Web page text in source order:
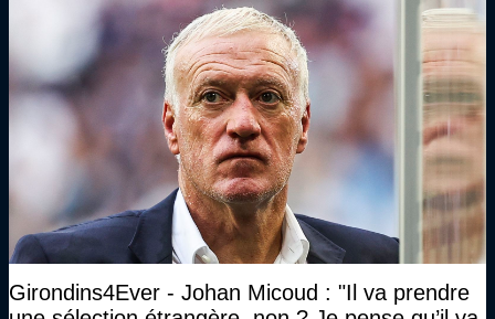
Girondins4Ever - Johan Micoud : "Il va prendre